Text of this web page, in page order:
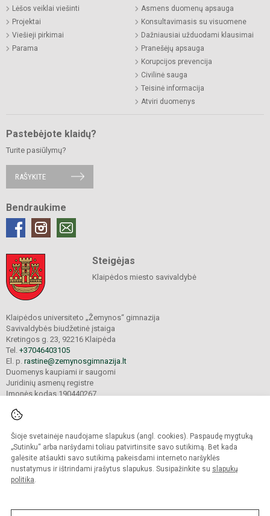
Šioje svetainėje naudojame slapukus (angl. cookies). Paspaudę mygtuką
„Sutinku“ arba naršydami toliau patvirtinsite savo sutikimą. Bet kada
galėsite atšaukti savo sutikimą pakeisdami interneto naršyklės
nustatymus ir ištrindami įrašytus slapukus. Susipažinkite su slapukų
politika.
Lėšos veiklai viešinti
Projektai
Viešieji pirkimai
Parama
Asmens duomenų apsauga
Konsultavimasis su visuomene
Dažniausiai užduodami klausimai
Pranešėjų apsauga
Korupcijos prevencija
Civilinė sauga
Teisinė informacija
Atviri duomenys
Pastebėjote klaidų?
Turite pasiūlymų?
RAŠYKITE
Bendraukime
Steigėjas
Klaipėdos miesto savivaldybė
Klaipėdos universiteto „Žemynos“ gimnazija
Savivaldybės biudžetinė įstaiga
Kretingos g. 23, 92216 Klaipėda
Tel. +37046403105
El. p. rastine@zemynosgimnazija.lt
Duomenys kaupiami ir saugomi
Juridinių asmenų registre
Įmonės kodas 190440267
© 2022. Klaipėdos universiteto „Žemynos“ gimnazija. Visos teisės saugomos.
Kopijuoti turinį be raštiško gimnazijos sutikimo griežtai draudžiama.
Prieinamumo paraiška Slapukų valdymas
Sumanus būdas atnaujinti